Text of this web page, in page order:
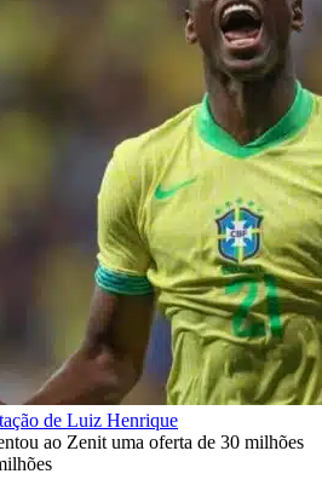
de Luiz Henrique
ao Zenit uma oferta de 30 milhões